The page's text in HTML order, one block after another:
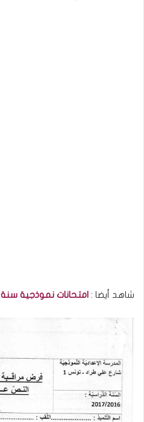
شاهد أيضا : امتحانات نموذجية سنة 9 اساسي الثلاثي الثاني